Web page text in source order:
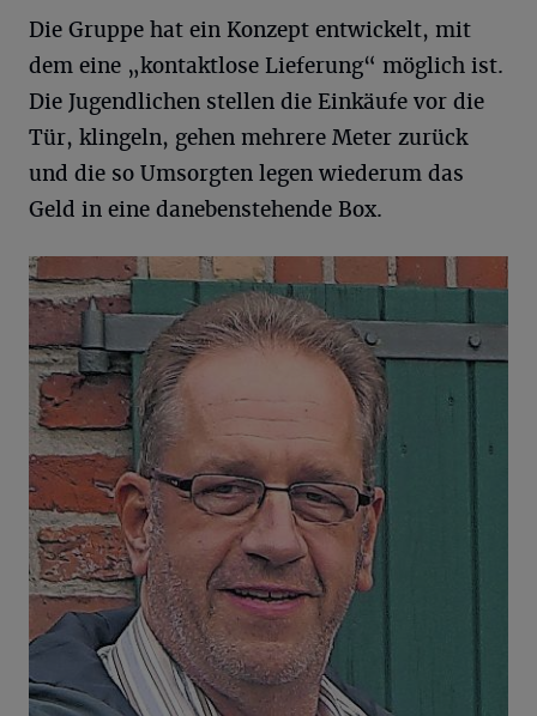
Die Gruppe hat ein Konzept entwickelt, mit
dem eine „kontaktlose Lieferung“ möglich ist.
Die Jugendlichen stellen die Einkäufe vor die
Tür, klingeln, gehen mehrere Meter zurück
und die so Umsorgten legen wiederum das
Geld in eine danebenstehende Box.